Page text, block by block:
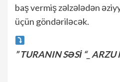
baş vermiş zəlzələdən
üçün göndəriləcək.
” TURANIN SƏSİ “_